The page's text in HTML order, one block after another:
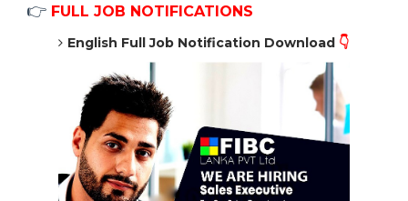
👉 FULL JOB NOTIFICATIONS
English Full Job Notification Download 👇